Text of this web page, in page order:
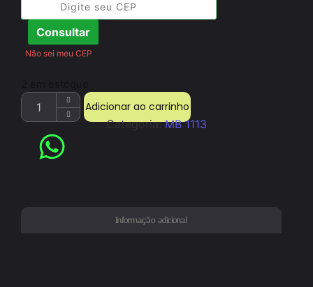
Consultar
Não sei meu CEP
Adicionar ao carrinho
Categoria:MB 1113
Informação adicional